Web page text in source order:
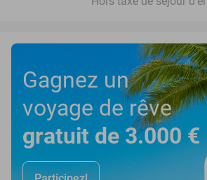
Gagnez un
voyage de rêve
gratuit de 3.000 €